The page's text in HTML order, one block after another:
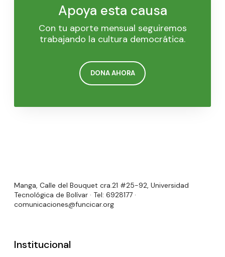
Apoya esta causa
Con tu aporte mensual seguiremos
trabajando la cultura democrática.
DONA AHORA
Manga, Calle del Bouquet cra.21 #25-92, Universidad
Tecnológica de Bolívar · Tel: 6928177 ·
comunicaciones@funcicar.org
Institucional